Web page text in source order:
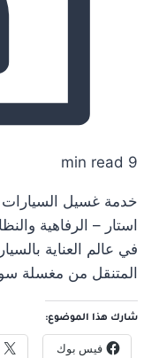
9 min read
خدمة غسيل
في عالم العناية
المتنقل من مغسلة
شارك هذا الموضوع:
فيس بوك